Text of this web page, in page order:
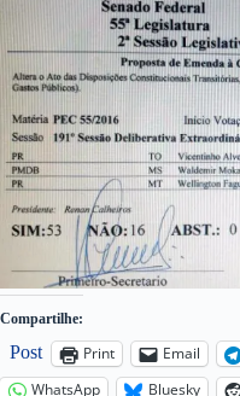
Compartilhe:
Post Print Email
WhatsApp
Bluesky